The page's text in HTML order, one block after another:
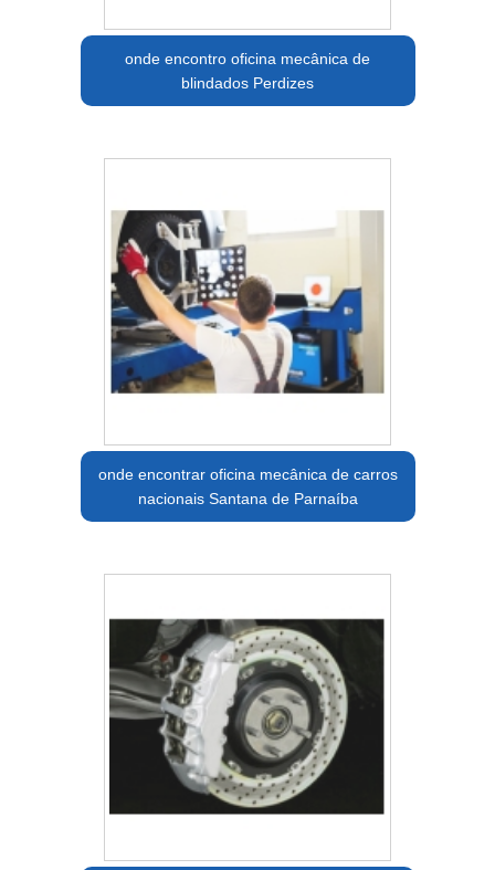
onde encontro oficina mecânica de
blindados Perdizes
onde encontrar oficina mecânica de carros
nacionais Santana de Parnaíba